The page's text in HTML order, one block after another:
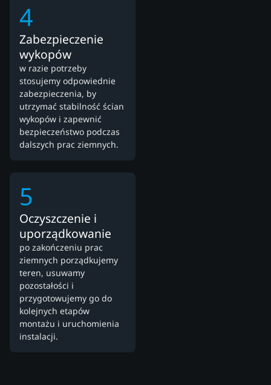
4
Zabezpieczenie
wykopów
w razie potrzeby
stosujemy odpowiednie
zabezpieczenia, by
utrzymać stabilność ścian
wykopów i zapewnić
bezpieczeństwo podczas
dalszych prac ziemnych.
5
Oczyszczenie i
uporządkowanie
po zakończeniu prac
ziemnych porządkujemy
teren, usuwamy
pozostałości i
przygotowujemy go do
kolejnych etapów
montażu i uruchomienia
instalacji.